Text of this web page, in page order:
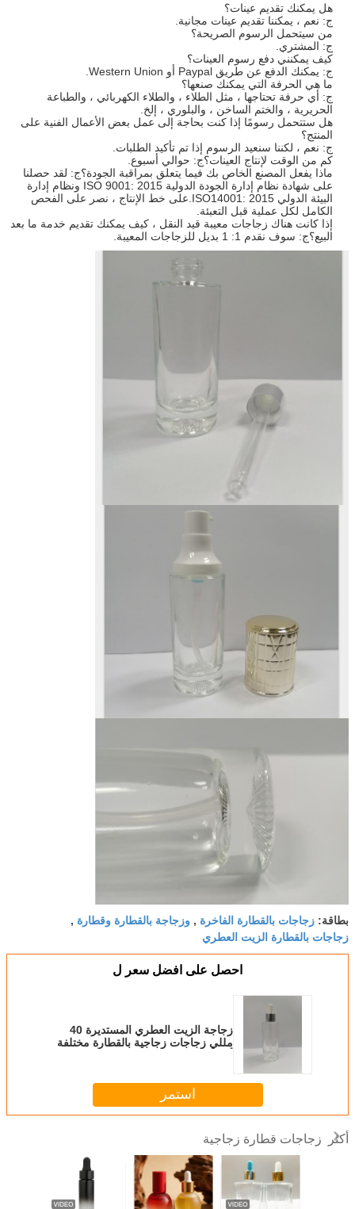
هل يمكنك تقديم عينات؟
ج: نعم ، يمكننا تقديم عينات مجانية.
من سيتحمل الرسوم الصريحة؟
ج: المشتري.
كيف يمكنني دفع رسوم العينات؟
ج: يمكنك الدفع عن طريق Paypal أو Western Union.
ما هي الحرفة التي يمكنك صنعها؟
ج: أي حرفة تحتاجها ، مثل الطلاء ، والطلاء الكهربائي ، والطباعة
الحريرية ، والختم الساخن ، والبلوري ، إلخ.
هل ستتحمل رسومًا إذا كنت بحاجة إلى عمل بعض الأعمال الفنية على
المنتج؟
ج: نعم ، لكننا سنعيد الرسوم إذا تم تأكيد الطلبات.
كم من الوقت لإنتاج العينات؟ج: حوالي أسبوع.
ماذا يفعل المصنع الخاص بك فيما يتعلق بمراقبة الجودة؟ج: لقد حصلنا
على شهادة نظام إدارة الجودة الدولية ISO 9001: 2015 ونظام إدارة
البيئة الدولي ISO14001: 2015.على خط الإنتاج ، نصر على الفحص
الكامل لكل عملية قبل التعبئة.
إذا كانت هناك زجاجات معيبة قيد النقل ، كيف يمكنك تقديم خدمة ما بعد
البيع؟ج: سوف نقدم 1: 1 بديل للزجاجات المعيبة.
بطاقة: زجاجات بالقطارة الفاخرة , وزجاجة بالقطارة وقطارة ,
زجاجات بالقطارة الزيت العطري
احصل على افضل سعر ل
زجاجة الزيت العطري المستديرة 40
مللي زجاجات زجاجية بالقطارة مختلفة
استمر
أكثر زجاجات قطارة زجاجية